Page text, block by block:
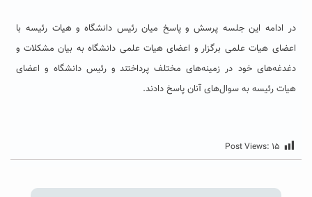
در ادامه این جلسه پرسش و پاسخ میان رئیس دانشگاه و هیات رئیسه با
اعضای هیات علمی برگزار و اعضای هیات علمی دانشگاه به بیان مشکلات و
دغدغه‌های خود در زمینه‌های مختلف پرداختند و رئیس دانشگاه و اعضای
هیات رئیسه به سوال‌های آنان پاسخ دادند.
Post Views: ۱۵